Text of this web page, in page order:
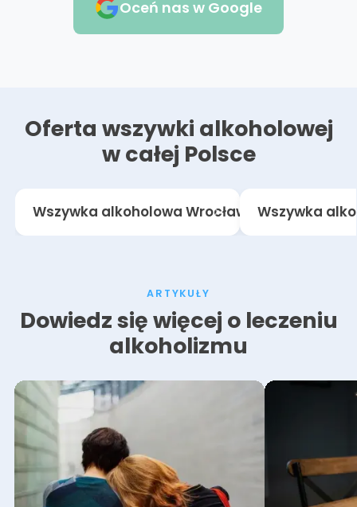
Oceń nas w Google
Oferta wszywki alkoholowej
w całej Polsce
Wszywka alkoholowa Wrocław Wszywka
ARTYKUŁY
Dowiedz się więcej o leczeniu
alkoholizmu